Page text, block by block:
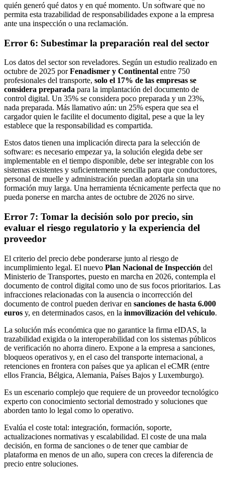
quién generó qué datos y en qué momento. Un software que no
permita esta trazabilidad de responsabilidades expone a la empresa
ante una inspección o una reclamación.
Error 6: Subestimar la preparación real del sector
Los datos del sector son reveladores. Según un estudio realizado en
octubre de 2025 porFenadismer y Continental entre 750
profesionales del transporte, solo el 17% de las empresas se
considera preparada para la implantación del documento de
control digital. Un 35% se considera poco preparada y un 23%,
nada preparada. Más llamativo aún: un 25% espera que sea el
cargador quien le facilite el documento digital, pese a que la ley
establece que la responsabilidad es compartida.
Estos datos tienen una implicación directa para la selección de
software: es necesario empezar ya, la solución elegida debe ser
implementable en el tiempo disponible, debe ser integrable con los
sistemas existentes y suficientemente sencilla para que conductores,
personal de muelle y administración puedan adoptarla sin una
formación muy larga. Una herramienta técnicamente perfecta que no
pueda ponerse en marcha antes de octubre de 2026 no sirve.
Error 7: Tomar la decisión solo por precio, sin
evaluar el riesgo regulatorio y la experiencia del
proveedor
El criterio del precio debe ponderarse junto al riesgo de
incumplimiento legal. El nuevo Plan Nacional de Inspección del
Ministerio de Transportes, puesto en marcha en 2026, contempla el
documento de control digital como uno de sus focos prioritarios. Las
infracciones relacionadas con la ausencia o incorrección del
documento de control pueden derivar en sanciones de hasta 6.000
euros y, en determinados casos, en la inmovilización del vehículo.
La solución más económica que no garantice la firma eIDAS, la
trazabilidad exigida o la interoperabilidad con los sistemas públicos
de verificación no ahorra dinero. Expone a la empresa a sanciones,
bloqueos operativos y, en el caso del transporte internacional, a
retenciones en frontera con países que ya aplican el eCMR (entre
ellos Francia, Bélgica, Alemania, Países Bajos y Luxemburgo).
Es un escenario complejo que requiere de un proveedor tecnológico
experto con conocimiento sectorial demostrado y soluciones que
aborden tanto lo legal como lo operativo.
Evalúa el coste total: integración, formación, soporte,
actualizaciones normativas y escalabilidad. El coste de una mala
decisión, en forma de sanciones o de tener que cambiar de
plataforma en menos de un año, supera con creces la diferencia de
precio entre soluciones.